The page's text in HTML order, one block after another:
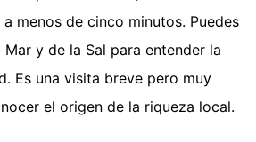
menos de cinco minutos. Puedes
y de la Sal para entender la
Es una visita breve pero muy
el origen de la riqueza local.